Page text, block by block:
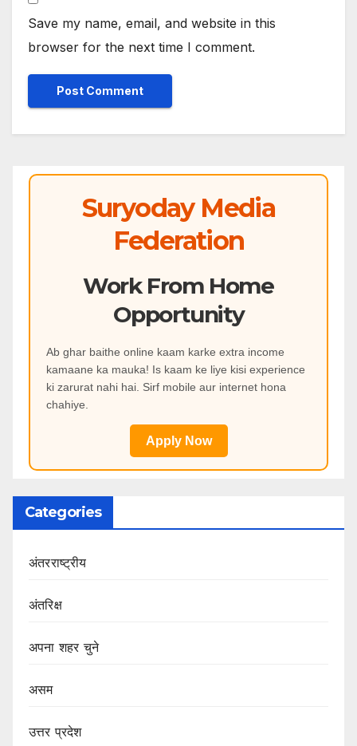
Save my name, email, and website in this
browser for the next time I comment.
Suryoday Media
Federation
Work From Home
Opportunity
Ab ghar baithe online kaam karke extra income
kamaane ka mauka! Is kaam ke liye kisi experience
ki zarurat nahi hai. Sirf mobile aur internet hona
chahiye.
Apply Now
Categories
अंतरराष्ट्रीय
अंतरिक्ष
अपना शहर चुने
असम
उत्तर प्रदेश